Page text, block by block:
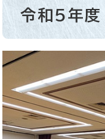
令和5年度